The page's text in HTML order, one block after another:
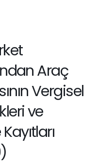
Araç
Vergisel
ve